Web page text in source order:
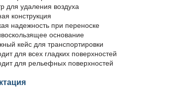
для удаления воздуха
конструкция
надежность при переноске
основание
кейс для транспортировки
для всех гладких поверхностей
для рельефных поверхностей